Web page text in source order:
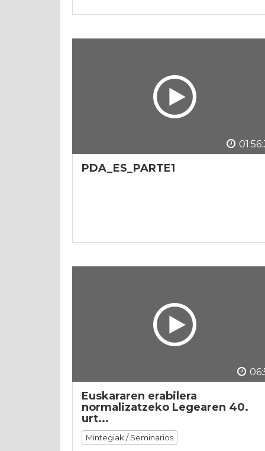
PDA_ES_PARTE1
Euskararen erabilera
normalizatzeko Legearen 40.
urt...
Mintegiak / Seminarios